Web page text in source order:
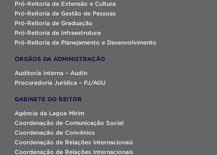
Pró-Reitoria de Extensão e Cultura
Pró-Reitoria de Gestão de Pessoas
Pró-Reitoria de Graduação
Pró-Reitoria de Infraestrutura
Pró-Reitoria de Planejamento e Desenvolvimento
ÓRGÃOS DA ADMINISTRAÇÃO
Auditoria Interna – AudIn
Procuradoria Jurídica – PJ/AGU
GABINETE DO REITOR
Agência da Lagoa Mirim
Coordenação de Comunicação Social
Coordenação de Convênios
Coordenação de Relações Internacionais
Coordenação de Relações Internacionais